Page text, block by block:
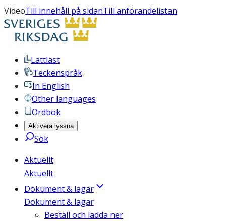
VideoTill innehåll på sidanTill anförandelistan
Lättläst
Teckenspråk
In English
Other languages
Ordbok
Aktivera lyssna
Sök
Aktuellt
Aktuellt
Dokument & lagar
Dokument & lagar
Beställ och ladda ner